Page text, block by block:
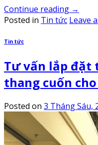
Continue reading →
Posted in Tin tức Leave
Tin tức
Tư vấn lắp đặt
thang cuốn
Posted on 3 Tháng Sáu,